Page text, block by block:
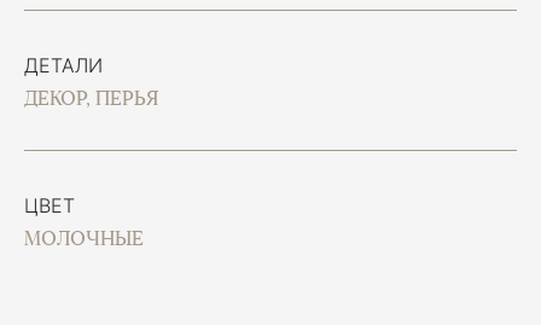
ДЕТАЛИ
ДЕКОР, ПЕРЬЯ
ЦВЕТ
МОЛОЧНЫЕ